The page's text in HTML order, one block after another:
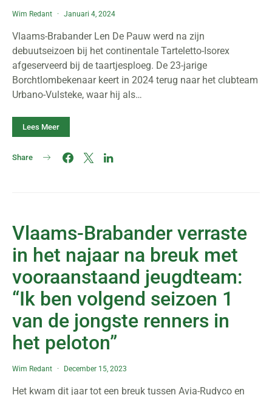
Wim Redant Januari 4, 2024
Vlaams-Brabander Len De Pauw werd na zijn
debuutseizoen bij het continentale Tarteletto-Isorex
afgeserveerd bij de taartjesploeg. De 23-jarige
Borchtlombekenaar keert in 2024 terug naar het clubteam
Urbano-Vulsteke, waar hij als…
Lees Meer
Share
Vlaams-Brabander verraste
in het najaar na breuk met
vooraanstaand jeugdteam:
“Ik ben volgend seizoen 1
van de jongste renners in
het peloton”
Wim Redant December 15, 2023
Het kwam dit jaar tot een breuk tussen Avia-Rudyco en